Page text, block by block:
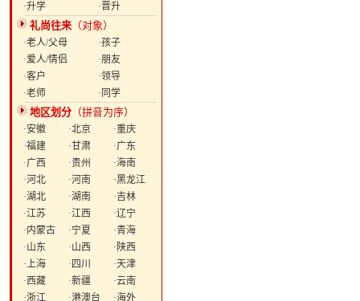
·升学
·晋升
礼尚往来 （对象）
·老人/父母
·孩子
·爱人/情侣
·朋友
·客户
·领导
·老师
·同学
地区划分 （拼音为序）
·安徽 ·北京
·重庆
·福建
·甘肃
·广东
·广西
·贵州
·海南
·河北
·河南
·黑龙江
·湖北
·湖南
·吉林
·江苏
·江西
·辽宁
·内蒙古
·宁夏
·青海
·山东
·山西
·陕西
·上海
·四川
·天津
·西藏
·新疆
·云南
·浙江
·港澳台 ·海外